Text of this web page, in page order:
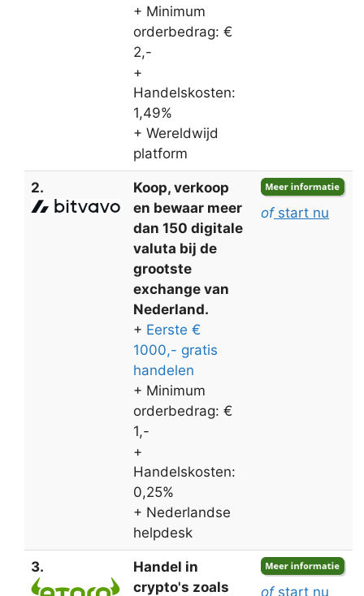
+ Minimum
orderbedrag: €
2,-
+
Handelskosten:
1,49%
+ Wereldwijd
platform
2.
Koop, verkoop
en bewaar meer
dan 150 digitale
valuta bij de
grootste
exchange van
Nederland.
+ Eerste €
1000,- gratis
handelen
+ Minimum
orderbedrag: €
1,-
+
Handelskosten:
0,25%
+ Nederlandse
helpdesk
ofstart nu
3.
Handel in
crypto's zoals
ofstart nu